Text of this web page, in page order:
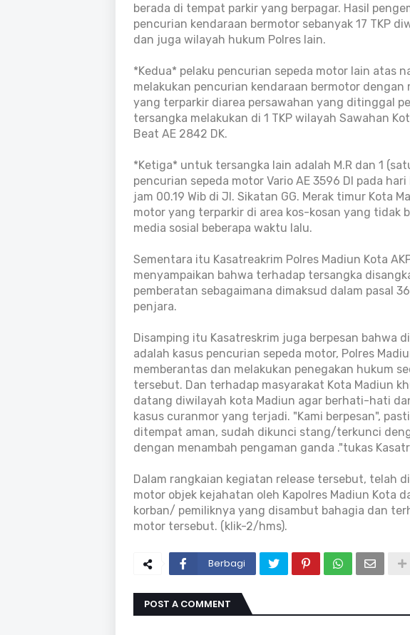
berada di tempat parkir yang berpagar. Hasil
pencurian kendaraan bermotor sebanyak 17 TKP
dan juga wilayah hukum Polres lain.
*Kedua* pelaku pencurian sepeda motor lain atas
melakukan pencurian kendaraan bermotor dengan
yang terparkir diarea persawahan yang ditinggal
tersangka melakukan di 1 TKP wilayah Sawahan
Beat AE 2842 DK.
*Ketiga* untuk tersangka lain adalah M.R dan 1
pencurian sepeda motor Vario AE 3596 DI pada
jam 00.19 Wib di Jl. Sikatan GG. Merak timur Kota
motor yang terparkir di area kos-kosan yang tidak
media sosial beberapa waktu lalu.
Sementara itu Kasatreakrim Polres Madiun Kota
menyampaikan bahwa terhadap tersangka
pemberatan sebagaimana dimaksud dalam pasal
penjara.
Disamping itu Kasatreskrim juga berpesan bahwa
adalah kasus pencurian sepeda motor, Polres
memberantas dan melakukan penegakan hukum
tersebut. Dan terhadap masyarakat Kota Madiun
datang diwilayah kota Madiun agar berhati-hati
kasus curanmor yang terjadi. "Kami berpesan",
ditempat aman, sudah dikunci stang/terkunci
dengan menambah pengaman ganda ."tukas
Dalam rangkaian kegiatan release tersebut, telah
motor objek kejahatan oleh Kapolres Madiun Kota
korban/ pemiliknya yang disambut bahagia dan
motor tersebut. (klik-2/hms).
Berbagi
POST A COMMENT